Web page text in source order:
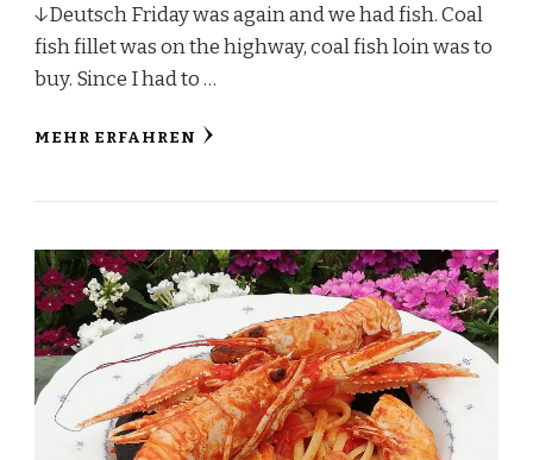
↓Deutsch Friday was again and we had fish. Coal
fish fillet was on the highway, coal fish loin was to
buy. Since I had to …
MEHR ERFAHREN